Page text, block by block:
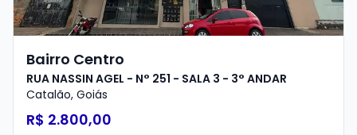
Bairro Centro
RUA NASSIN AGEL - N° 251 - SALA 3 - 3° ANDAR
Catalão, Goiás
R$ 2.800,00